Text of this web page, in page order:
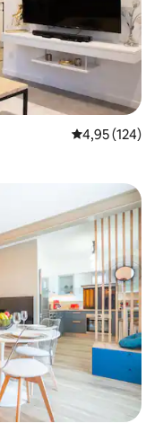
Vlerësimi
4,95 (124)